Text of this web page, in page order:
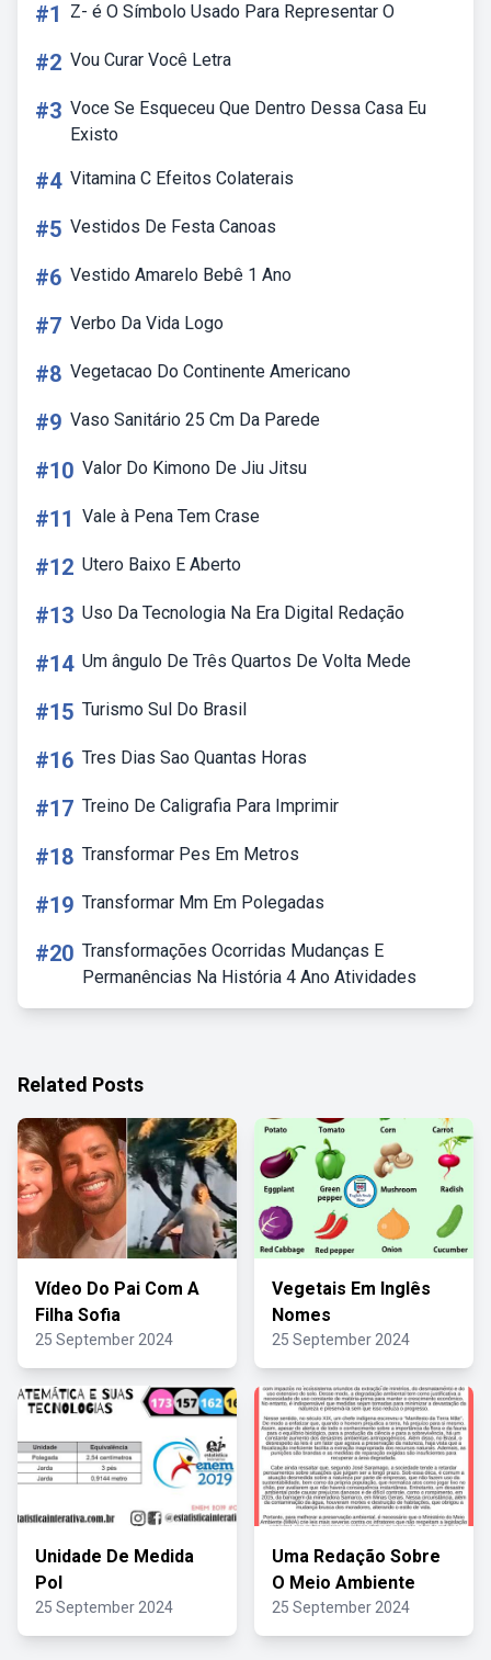
#1 Z- é O Símbolo Usado Para Representar O
#2 Vou Curar Você Letra
#3 Voce Se Esqueceu Que Dentro Dessa Casa Eu
Existo
#4 Vitamina C Efeitos Colaterais
#5 Vestidos De Festa Canoas
#6 Vestido Amarelo Bebê 1 Ano
#7 Verbo Da Vida Logo
#8 Vegetacao Do Continente Americano
#9 Vaso Sanitário 25 Cm Da Parede
#10 Valor Do Kimono De Jiu Jitsu
#11 Vale à Pena Tem Crase
#12 Utero Baixo E Aberto
#13 Uso Da Tecnologia Na Era Digital Redação
#14 Um ângulo De Três Quartos De Volta Mede
#15 Turismo Sul Do Brasil
#16 Tres Dias Sao Quantas Horas
#17 Treino De Caligrafia Para Imprimir
#18 Transformar Pes Em Metros
#19 Transformar Mm Em Polegadas
#20 Transformações Ocorridas Mudanças E
Permanências Na História 4 Ano Atividades
Related Posts
Vídeo Do Pai Com A
Filha Sofia
25 September 2024
Vegetais Em Inglês
Nomes
25 September 2024
Unidade De Medida
Pol
25 September 2024
Uma Redação Sobre
O Meio Ambiente
25 September 2024